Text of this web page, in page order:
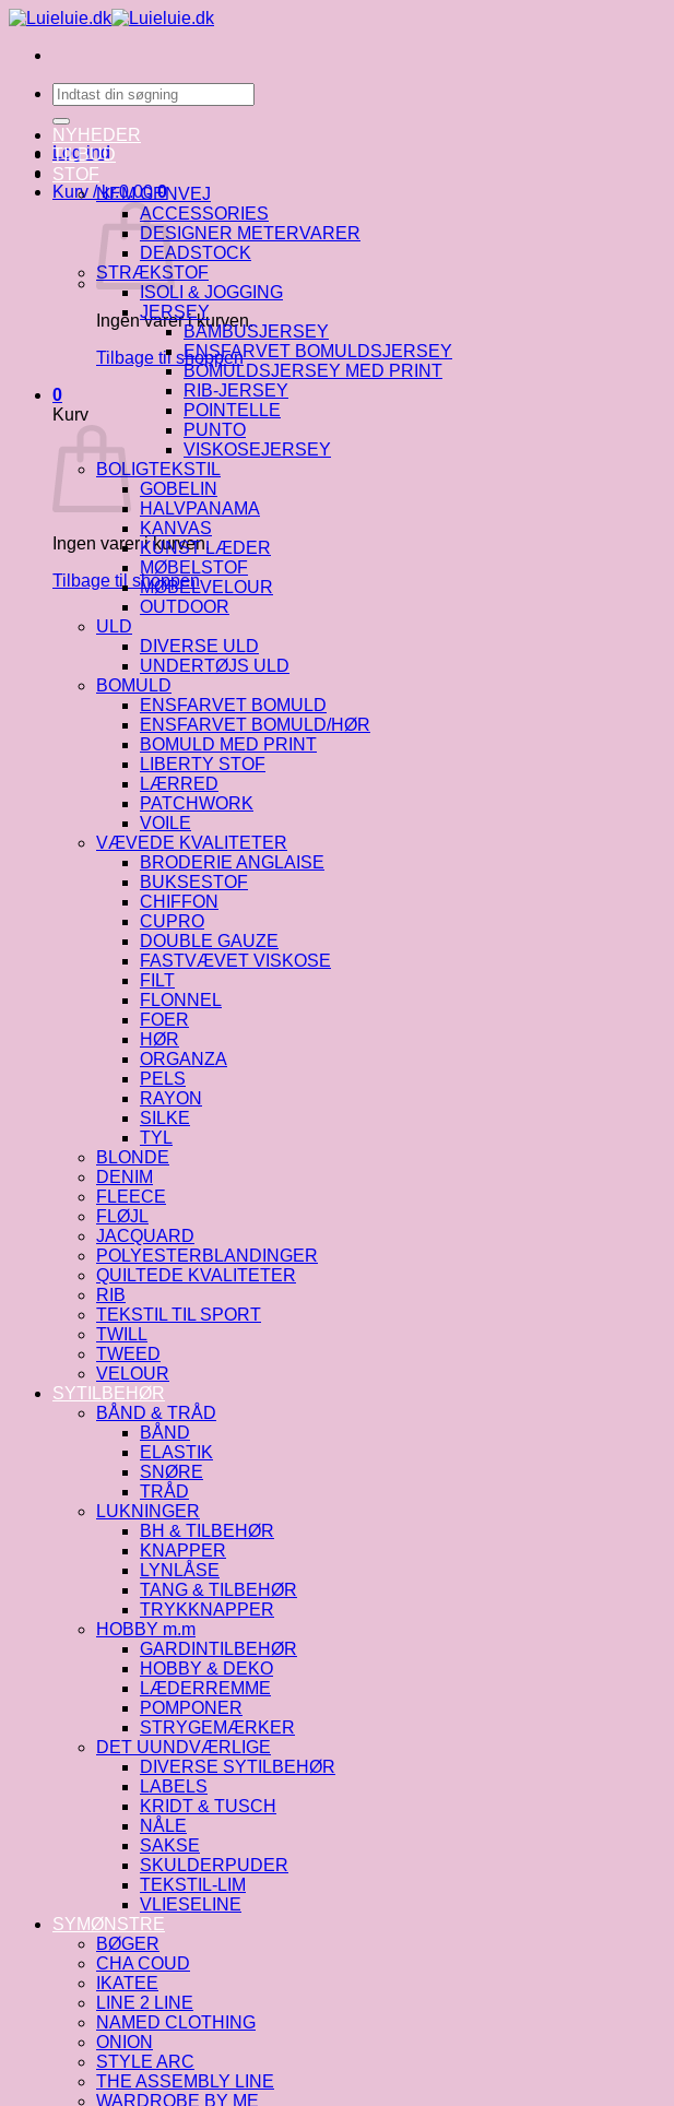
Fortsæt
indhold
Søg
efter:
Log ind
Kurv /kr.0.00 0
Ingen varer i kurven.
Tilbage til shoppen
0
Kurv
Ingen varer i kurven.
Tilbage til shoppen
NYHEDER
TILBUD
STOF
NEM GENVEJ
ACCESSORIES
DESIGNER METERVARER
DEADSTOCK
STRÆKSTOF
ISOLI & JOGGING
JERSEY
BAMBUSJERSEY
ENSFARVET BOMULDSJERSEY
BOMULDSJERSEY MED PRINT
RIB-JERSEY
POINTELLE
PUNTO
VISKOSEJERSEY
BOLIGTEKSTIL
GOBELIN
HALVPANAMA
KANVAS
KUNST LÆDER
MØBELSTOF
MØBELVELOUR
OUTDOOR
ULD
DIVERSE ULD
UNDERTØJS ULD
BOMULD
ENSFARVET BOMULD
ENSFARVET BOMULD/HØR
BOMULD MED PRINT
LIBERTY STOF
LÆRRED
PATCHWORK
VOILE
VÆVEDE KVALITETER
BRODERIE ANGLAISE
BUKSESTOF
CHIFFON
CUPRO
DOUBLE GAUZE
FASTVÆVET VISKOSE
FILT
FLONNEL
FOER
HØR
ORGANZA
PELS
RAYON
SILKE
TYL
BLONDE
DENIM
FLEECE
FLØJL
JACQUARD
POLYESTERBLANDINGER
QUILTEDE KVALITETER
RIB
TEKSTIL TIL SPORT
TWILL
TWEED
VELOUR
SYTILBEHØR
BÅND & TRÅD
BÅND
ELASTIK
SNØRE
TRÅD
LUKNINGER
BH & TILBEHØR
KNAPPER
LYNLÅSE
TANG & TILBEHØR
TRYKKNAPPER
HOBBY m.m
GARDINTILBEHØR
HOBBY & DEKO
LÆDERREMME
POMPONER
STRYGEMÆRKER
DET UUNDVÆRLIGE
DIVERSE SYTILBEHØR
LABELS
KRIDT & TUSCH
NÅLE
SAKSE
SKULDERPUDER
TEKSTIL-LIM
VLIESELINE
SYMØNSTRE
BØGER
CHA COUD
IKATEE
LINE 2 LINE
NAMED CLOTHING
ONION
STYLE ARC
THE ASSEMBLY LINE
WARDROBE BY ME